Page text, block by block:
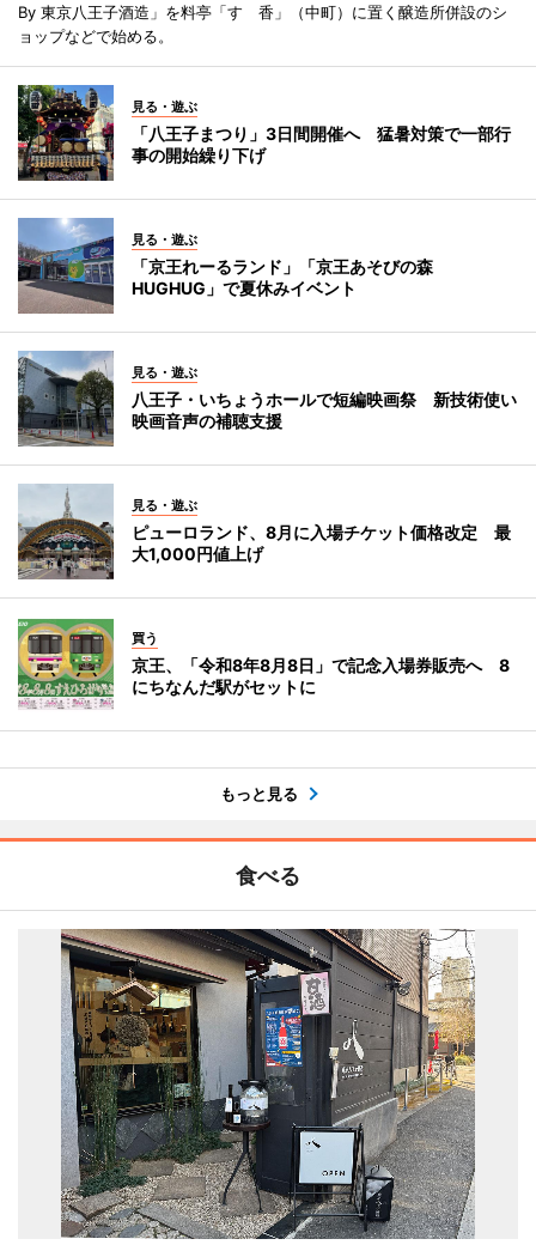
By 東京八王子酒造」を料亭「すゞ香」（中町）に置く醸造所併設のシ
ョップなどで始める。
見る・遊ぶ
「八王子まつり」3日間開催へ 猛暑対策で一部行
事の開始繰り下げ
見る・遊ぶ
「京王れーるランド」「京王あそびの森
HUGHUG」で夏休みイベント
見る・遊ぶ
八王子・いちょうホールで短編映画祭 新技術使い
映画音声の補聴支援
見る・遊ぶ
ピューロランド、8月に入場チケット価格改定 最
大1,000円値上げ
買う
京王、「令和8年8月8日」で記念入場券販売へ 8
にちなんだ駅がセットに
もっと見る
食べる